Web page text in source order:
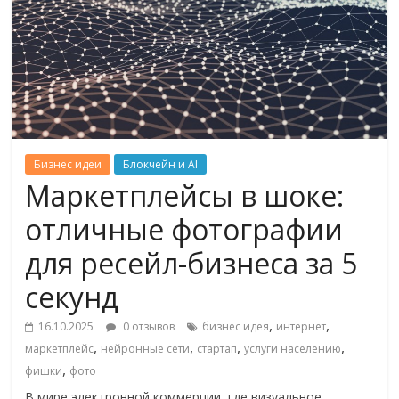
Бизнес идеи Блокчейн и AI
Маркетплейсы в шоке:
отличные фотографии
для ресейл-бизнеса за 5
секунд
16.10.2025 0 отзывов бизнес идея, интернет,
маркетплейс, нейронные сети, стартап,услуги населению,
фишки, фото